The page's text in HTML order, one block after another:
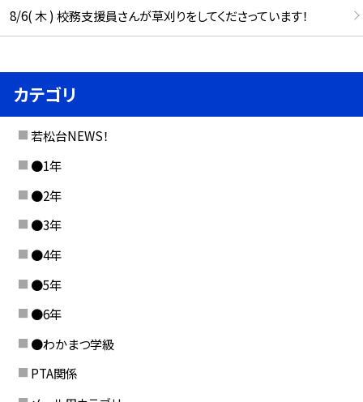
8/6( 木 ) 校務支援員さんが草刈りをしてくださっています！
カテゴリ
若松台NEWS！
●1年
●2年
●3年
●4年
●5年
●6年
●わかまつ学級
PTA関係